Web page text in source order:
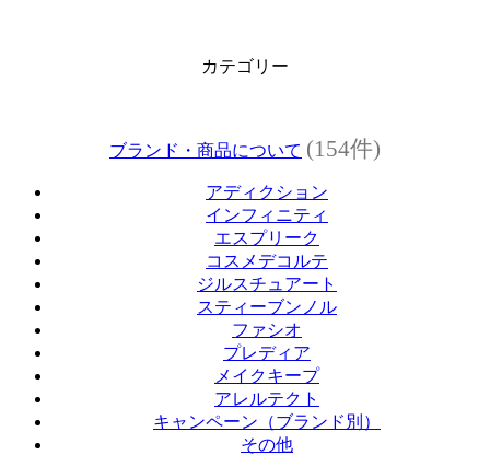
カテゴリー
ブランド・商品について (154件)
アディクション
インフィニティ
エスプリーク
コスメデコルテ
ジルスチュアート
スティーブンノル
ファシオ
プレディア
メイクキープ
アレルテクト
キャンペーン（ブランド別）
その他